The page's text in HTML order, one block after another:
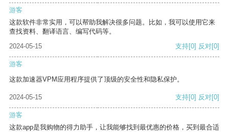
游客
这款软件非常实用，可以帮助我解决很多问题。比如，我可以使用它来
查找资料、翻译语言、编写代码等。
2024-05-15
支持[0] 反对[0]
游客
这款加速器VPM应用程序提供了顶级的安全性和隐私保护。
2024-05-15 支持[0] 反对[0]
游客
这款app是我购物的得力助手，让我能够找到最优惠的价格，买到最合适